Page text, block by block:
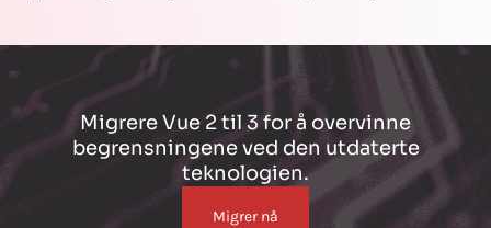
Migrere Vue 2 til 3 for å overvinne
begrensningene ved den utdaterte
teknologien.
Migrer nå